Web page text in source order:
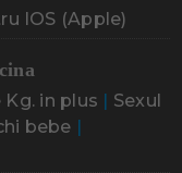
IOS (Apple)
Kg. in plus | Sexul
bebe |